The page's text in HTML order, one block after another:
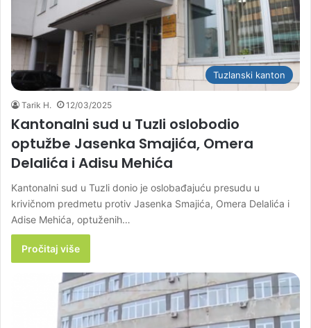
Tuzlanski kanton
Tarik H. 12/03/2025
Kantonalni sud u Tuzli oslobodio
optužbe Jasenka Smajića, Omera
Delalića i Adisu Mehića
Kantonalni sud u Tuzli donio je oslobađajuću presudu u
krivičnom predmetu protiv Jasenka Smajića, Omera Delalića i
Adise Mehića, optuženih…
Pročitaj više